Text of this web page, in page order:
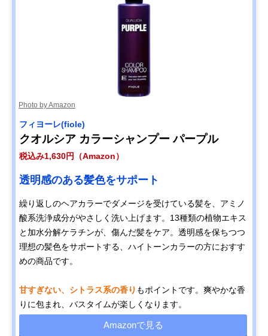
Photo by Amazon
フィヨーレ(fiole)
クオルシア カラーシャンプー パープル
税込み1,630円（Amazon）
透明感のある髪色をサポート
繰り返しのヘアカラーでダメージを受けている髪を、アミノ
酸系洗浄成分がやさしく洗い上げます。13種類の植物エキス
と加水分解ケラチンが、傷んだ髪をケア。透明感を保ちつつ
理想の髪色をサポートする、ハイトーンカラーの方におすす
めの商品です。
甘すぎない、シトラス系の香り もポイントです。爽やかな香
りに包まれ、バスタイムが楽しくなります。
Amazonで見る